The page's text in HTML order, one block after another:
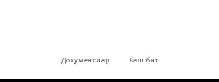
Документлар Баш бит